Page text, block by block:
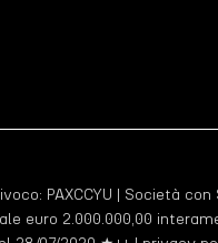
PAXCCYU | Società con
euro 2.000.000,00